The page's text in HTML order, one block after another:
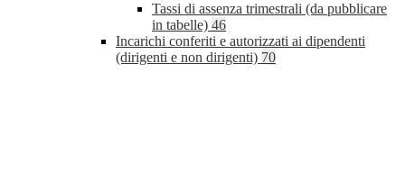
Tassi di assenza trimestrali (da pubblicare
in tabelle) 46
Incarichi conferiti e autorizzati ai dipendenti
(dirigenti e non dirigenti) 70